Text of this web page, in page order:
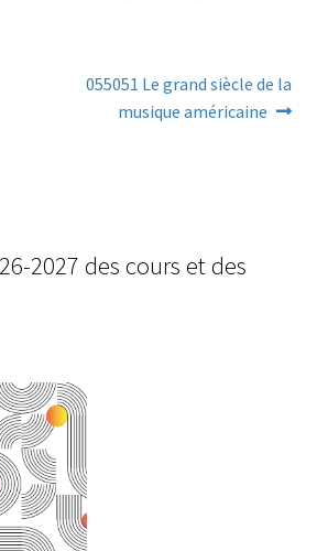
Next
post:
055051 Le grand siècle de la
musique américaine
2027 des cours et des